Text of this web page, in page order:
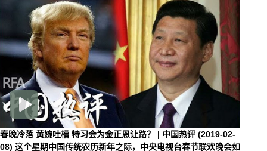
春晚冷落 黄婉吐槽 特习会为金正恩让路？ | 中国热评 (2019-02-
08) 这个星期中国传统农历新年之际，中央电视台春节联欢晚会如